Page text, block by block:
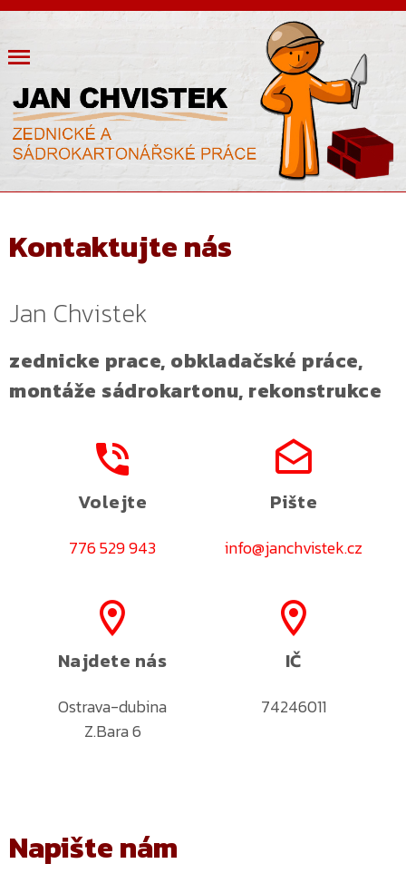
Kontaktujte nás
Jan Chvistek
zednicke prace, obkladačské práce,
montáže sádrokartonu, rekonstrukce
Volejte
776 529 943
Pište
info@janchvistek.cz
Najdete nás
Ostrava-dubina
Z.Bara 6
IČ
74246011
Napište nám